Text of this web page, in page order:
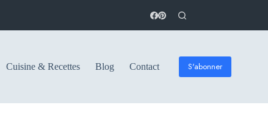
Cuisine & Recettes Blog Contact S'abonner